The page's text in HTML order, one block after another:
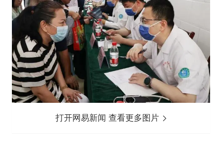
打开网易新闻 查看更多图片